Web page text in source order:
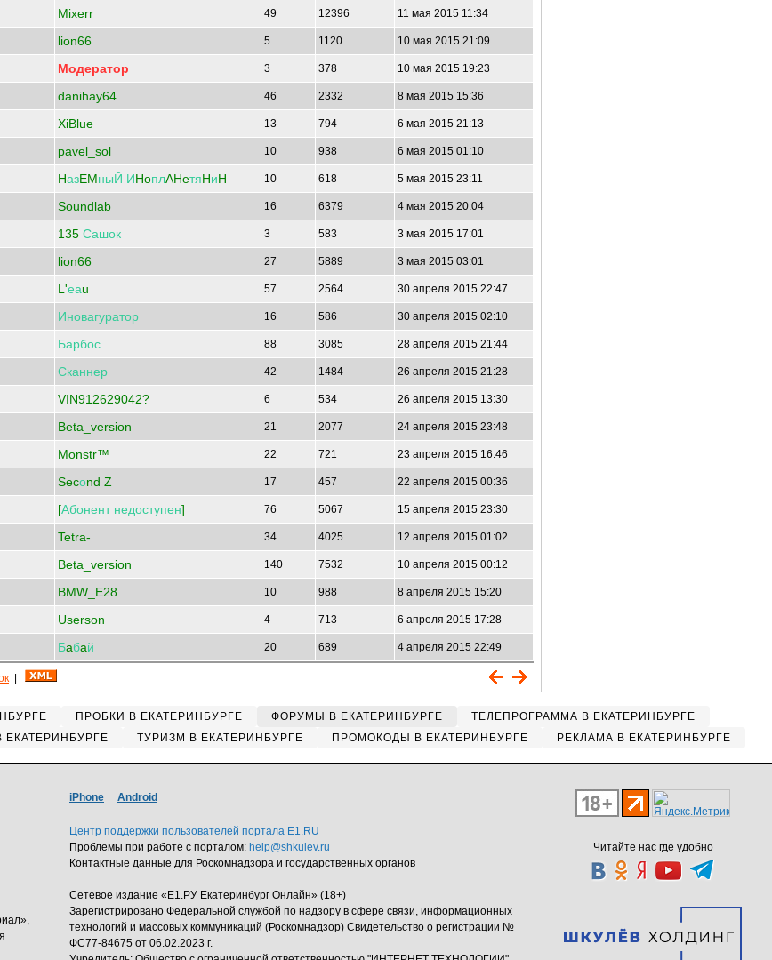
Mixerr 49 12396 11 мая 2015 11:34
lion66 5 1120 10 мая 2015 21:09
Модератор 3 378 10 мая 2015 19:23
danihay64 46 2332 8 мая 2015 15:36
XiBlue 13 794 6 мая 2015 21:13
pavel_sol 10 938 6 мая 2015 01:10
HазEMныЙ ИHoплAHeтяHиH 10 618 5 мая 2015 23:11
Soundlab 16 6379 4 мая 2015 20:04
135 Сашок 3 583 3 мая 2015 17:01
lion66 27 5889 3 мая 2015 03:01
L'еаu 57 2564 30 апреля 2015 22:47
Иновагуратор 16 586 30 апреля 2015 02:10
Барбос 88 3085 28 апреля 2015 21:44
Сканнер 42 1484 26 апреля 2015 21:28
VIN912629042? 6 534 26 апреля 2015 13:30
Beta_version 21 2077 24 апреля 2015 23:48
Monstr™ 22 721 23 апреля 2015 16:46
Secоnd Z 17 457 22 апреля 2015 00:36
[Абонент недоступен] 76 5067 15 апреля 2015 23:30
Tetra- 34 4025 12 апреля 2015 01:02
Beta_version 140 7532 10 апреля 2015 00:12
BMW_E28 10 988 8 апреля 2015 15:20
Userson 4 713 6 апреля 2015 17:28
Бaбaй 20 689 4 апреля 2015 22:49
ПРОБКИ В ЕКАТЕРИНБУРГЕ ФОРУМЫ В ЕКАТЕРИНБУРГЕ
ТЕЛЕПРОГРАММА В ЕКАТЕРИНБУРГЕ
ЕКАТЕРИНБУРГЕ ТУРИЗМ В ЕКАТЕРИНБУРГЕ ПРОМОКОДЫ В ЕКАТЕРИНБУРГЕ РЕКЛАМА В ЕКАТЕРИНБУРГЕ
Читайте нас где удобно
iPhone Android
Центр поддержки пользователей портала E1.RU
Проблемы при работе с порталом: help@shkulev.ru
Контактные данные для Роскомнадзора и государственных органов
Сетевое издание «Е1.РУ Екатеринбург Онлайн» (18+)
Зарегистрировано Федеральной службой по надзору в сфере связи, информационных
технологий и массовых коммуникаций (Роскомнадзор) Свидетельство о регистрации №
ФС77-84675 от 06.02.2023 г.